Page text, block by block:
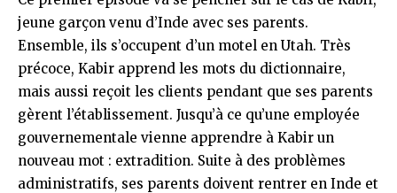
jeune garçon venu d’Inde avec ses parents.
Ensemble, ils s’occupent d’un motel en Utah. Très
précoce, Kabir apprend les mots du dictionnaire,
mais aussi reçoit les clients pendant que ses parents
gèrent l’établissement. Jusqu’à ce qu’une employée
gouvernementale vienne apprendre à Kabir un
nouveau mot : extradition. Suite à des problèmes
administratifs, ses parents doivent rentrer en Inde et